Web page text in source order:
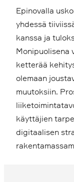
Epinovalla
yhdessä
kanssa ja
Monipuolisena
ketterää
olemaan
muutoksiin.
käyttäjien
digitaalisen